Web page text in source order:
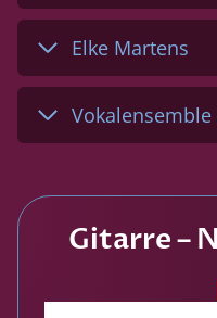
Elke Martens
Gitarre –